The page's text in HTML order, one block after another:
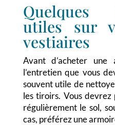
Quelques
utiles sur
vestiaires
Avant d’acheter une
l’entretien que vous
souvent utile de
les tiroirs. Vous
régulièrement le sol,
cas, préférez une